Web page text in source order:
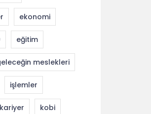
ekonomi
eğitim
meslekleri
işlemler
kariyer kobi